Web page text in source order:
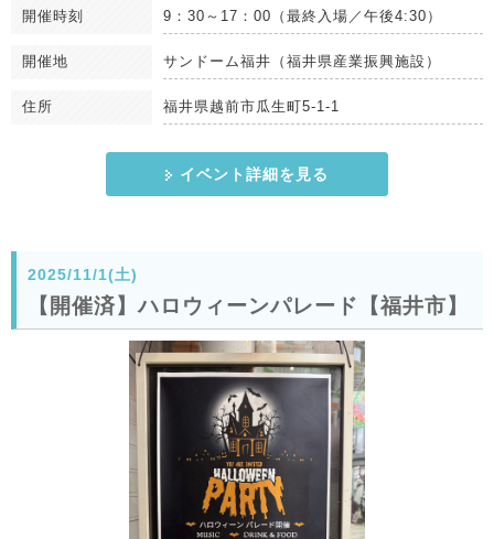
開催時刻 9：30～17：00（最終入場／午後4:30）
開催地 サンドーム福井（福井県産業振興施設）
住所 福井県越前市瓜生町5-1-1
イベント詳細を見る
2025/11/1(土)
【開催済】ハロウィーンパレード【福井市】